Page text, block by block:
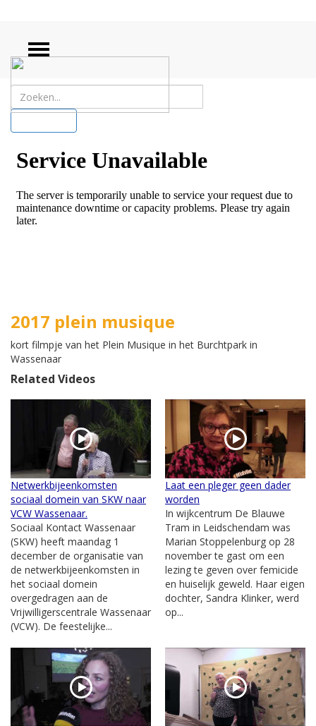
2017 plein musique
kort filmpje van het Plein Musique in het Burchtpark in
Wassenaar
Related Videos
Netwerkbijeenkomsten
sociaal domein van SKW naar
VCW Wassenaar.
Sociaal Kontact Wassenaar
(SKW) heeft maandag 1
december de organisatie van
de netwerkbijeenkomsten in
het sociaal domein
overgedragen aan de
Vrijwilligerscentrale Wassenaar
(VCW). De feestelijke...
Laat een pleger geen dader
worden
In wijkcentrum De Blauwe
Tram in Leidschendam was
Marian Stoppelenburg op 28
november te gast om een
lezing te geven over femicide
en huiselijk geweld. Haar eigen
dochter, Sandra Klinker, werd
op...